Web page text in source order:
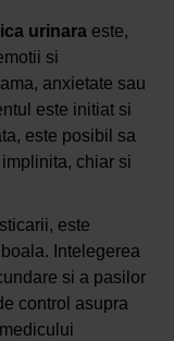
urinaraeste,
si
anxietate sau
este initiat si
este posibil sa
chiar si
este
Intelegerea
si a pasilor
control asupra